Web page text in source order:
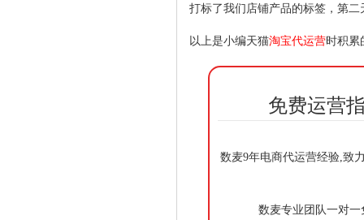
打标了我们店铺产品的标签，第
以上是小编天猫淘宝代运营时积累
免费运营
数麦9年电商代运营经验,致
数麦专业团队一对